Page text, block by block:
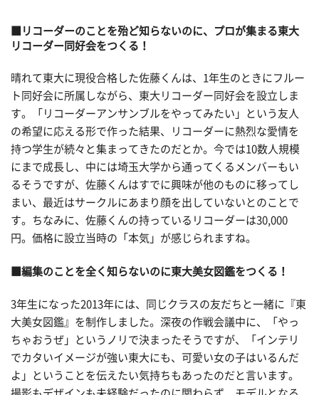
■リコーダーのことを殆ど知らないのに、プロが集まる東大
リコーダー同好会をつくる！
晴れて東大に現役合格した佐藤くんは、1年生のときにフルー
ト同好会に所属しながら、東大リコーダー同好会を設立しま
す。「リコーダーアンサンブルをやってみたい」という友人
の希望に応える形で作った結果、リコーダーに熱烈な愛情を
持つ学生が続々と集まってきたのだとか。今では10数人規模
にまで成長し、中には埼玉大学から通ってくるメンバーもい
るそうですが、佐藤くんはすでに興味が他のものに移ってし
まい、最近はサークルにあまり顔を出していないとのことで
す。ちなみに、佐藤くんの持っているリコーダーは30,000
円。価格に設立当時の「本気」が感じられますね。
■編集のことを全く知らないのに東大美女図鑑をつくる！
3年生になった2013年には、同じクラスの友だちと一緒に『東
大美女図鑑』を制作しました。深夜の作戦会議中に、「やっ
ちゃおうぜ」というノリで決まったそうですが、「インテリ
でカタいイメージが強い東大にも、可愛い女の子はいるんだ
よ」ということを伝えたい気持ちもあったのだと言います。